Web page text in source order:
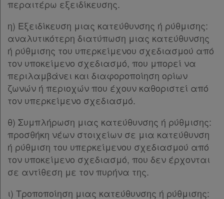
Ψάχνω
και
δε
βρίσκω
Άρθρο 16
Άρθρο 18
Άρθρο 19
Άρθρο 20
Άρθρο 21 [-]
Παρ.1
Παρ.2
Παρ.3
Άρθρο 22
Παρ.1
Παρ.2
Άρθρο 23 [-]
Παρ.1
Παρ.2
Παρ.3
περαιτέρω εξειδίκευσης.
η) Εξειδίκευση μιας κατεύθυνσης ή ρύθμισης:
αναλυτικότερη διατύπωση μιας κατεύθυνσης
ή ρύθμισης του υπερκείμενου σχεδιασμού από
τον υποκείμενο σχεδιασμό, που μπορεί να
περιλαμβάνει και διαφοροποίηση ορίων
ζωνών ή περιοχών που έχουν καθοριστεί από
τον υπερκείμενο σχεδιασμό.
θ) Συμπλήρωση μιας κατεύθυνσης ή ρύθμισης:
προσθήκη νέων στοιχείων σε μια κατεύθυνση
ή ρύθμιση του υπερκείμενου σχεδιασμού από
τον υποκείμενο σχεδιασμό, που δεν έρχονται
σε αντίθεση με τον πυρήνα της.
ι) Τροποποίηση μιας κατεύθυνσης ή ρύθμισης: